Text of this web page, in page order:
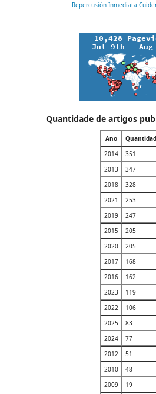
Repercusión Inmediata
Quantidade de artigos
Ano
2014
351
2013
347
2018
328
2021
253
2019
247
2015
205
2020
205
2017
168
2016
162
2023
119
2022
106
2025
83
2024
77
2012
51
2010
48
2009
19